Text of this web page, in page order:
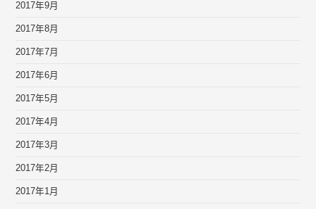
2017年9月
2017年8月
2017年7月
2017年6月
2017年5月
2017年4月
2017年3月
2017年2月
2017年1月